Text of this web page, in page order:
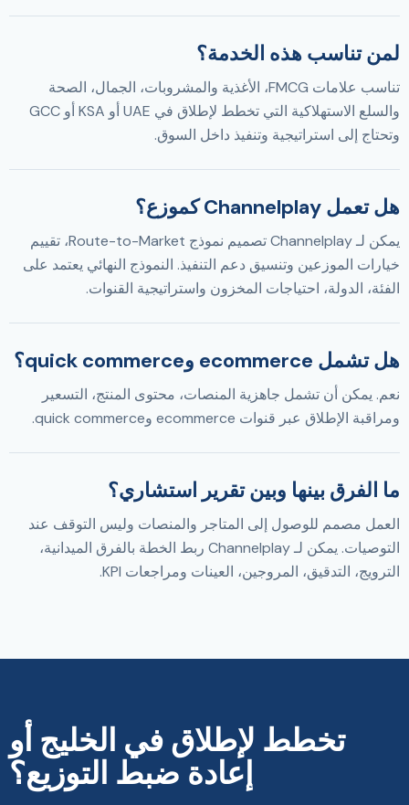
لمن تناسب هذه الخدمة؟
تناسب علامات FMCG، الأغذية والمشروبات، الجمال، الصحة
والسلع الاستهلاكية التي تخطط لإطلاق في UAE أو KSA أو GCC
وتحتاج إلى استراتيجية وتنفيذ داخل السوق.
هل تعمل Channelplay كموزع؟
يمكن لـ Channelplay تصميم نموذج Route-to-Market، تقييم
خيارات الموزعين وتنسيق دعم التنفيذ. النموذج النهائي يعتمد على
الفئة، الدولة، احتياجات المخزون واستراتيجية القنوات.
هل تشمل ecommerce وquick commerce؟
نعم. يمكن أن تشمل جاهزية المنصات، محتوى المنتج، التسعير
ومراقبة الإطلاق عبر قنوات ecommerce وquick commerce.
ما الفرق بينها وبين تقرير استشاري؟
العمل مصمم للوصول إلى المتاجر والمنصات وليس التوقف عند
التوصيات. يمكن لـ Channelplay ربط الخطة بالفرق الميدانية،
الترويج، التدقيق، المروجين، العينات ومراجعات KPI.
تخطط لإطلاق في الخليج أو
إعادة ضبط التوزيع؟